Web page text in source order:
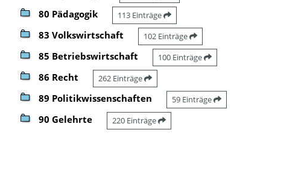
80 Pädagogik 113 Einträge
83 Volkswirtschaft 102 Einträge
85 Betriebswirtschaft 100 Einträge
86 Recht 262 Einträge
89 Politikwissenschaften 59 Einträge
90 Gelehrte 220 Einträge